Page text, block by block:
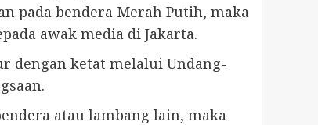
pada bendera Merah Putih, maka
awak media di Jakarta.
dengan ketat melalui Undang-
atau lambang lain, maka